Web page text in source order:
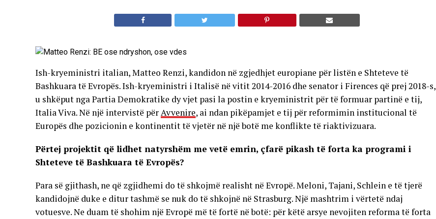
Ish-kryeministri italian, Matteo Renzi, kandidon në zgjedhjet europiane për listën e Shteteve të
Bashkuara të Evropës. Ish-kryeministri i Italisë në vitit 2014-2016 dhe senator i Firences që prej 2018-s,
u shkëput nga Partia Demokratike dy vjet pasi la postin e kryeministrit për të formuar partinë e tij,
Italia Viva. Në një intervistë përAvvenire, ai ndan pikëpamjet e tij për reformimin institucional të
Europës dhe pozicionin e kontinentit të vjetër në një botë me konflikte të riaktivizuara.
Përtej projektit që lidhet natyrshëm me vetë emrin, çfarë pikash të forta ka programi i
Shteteve të Bashkuara të Evropës?
Para së gjithash, ne që zgjidhemi do të shkojmë realisht në Evropë. Meloni, Tajani, Schlein e të tjerë
kandidojnë duke e ditur tashmë se nuk do të shkojnë në Strasburg. Një mashtrim i vërtetë ndaj
votuesve. Ne duam të shohim një Evropë më të fortë në botë: për këtë arsye nevojiten reforma të forta